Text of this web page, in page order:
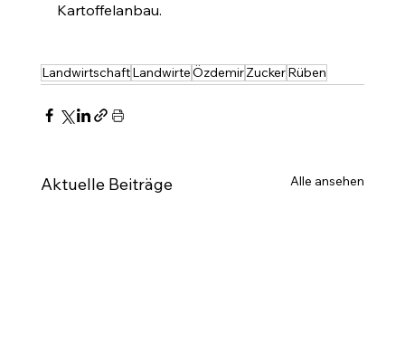
Kartoffelanbau.
LandwirtschaftLandwirteÖzdemirZuckerRüben
Aktuelle Beiträge Alle ansehen